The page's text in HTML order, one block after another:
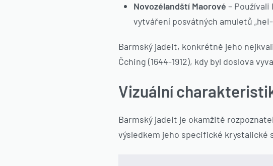
Novozélandští Maorové –
vytváření posvátných amuletů
Barmský jadeit, konkrétně jeho
Čching (1644-1912), kdy byl doslova
Vizuální
Barmský jadeit je okamžitě
výsledkem jeho specifické krystalické